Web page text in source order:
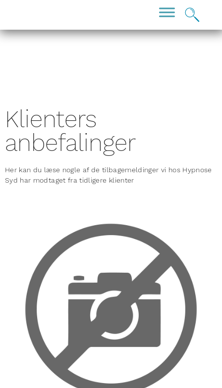
Klienters
anbefalinger
Her kan du læse nogle af de tilbagemeldinger vi hos Hypnose
Syd har modtaget fra tidligere klienter